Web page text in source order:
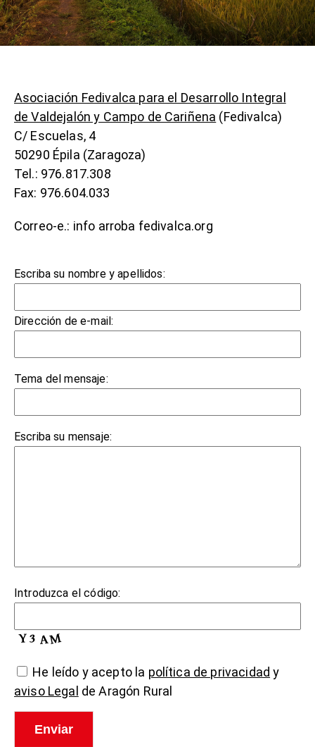
Asociación Fedivalca para el Desarrollo Integral
de Valdejalón y Campo de Cariñena (Fedivalca)
C/ Escuelas, 4
50290 Épila (Zaragoza)
Tel.: 976.817.308
Fax: 976.604.033
Correo-e.: info arroba fedivalca.org
Escriba su nombre y apellidos:
Dirección de e-mail:
Tema del mensaje:
Escriba su mensaje:
Introduzca el código:
He leído y acepto la política de privacidad y
aviso Legal de Aragón Rural